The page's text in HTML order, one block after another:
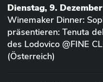
Dienstag, 9.
Winemaker Dinner:
präsentieren: Tenuta
des Lodovico @FINE
(Österreich)